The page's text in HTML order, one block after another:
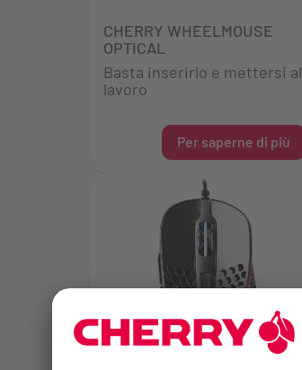
CHERRY WHEELMOUSE
OPTICAL
Basta inserirlo e mettersi al
lavoro
Per saperne di più